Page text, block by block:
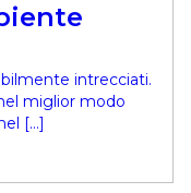
intrecciati.
miglior modo
[…]